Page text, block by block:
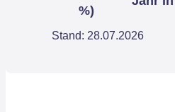
%)
Stand: 28.07.2026